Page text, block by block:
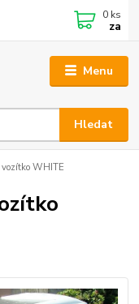
Menu
Hledat
0 ks
za
vozítko WHITE